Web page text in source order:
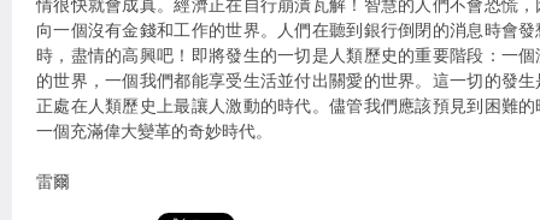
情很快就會成真。經濟正在自行崩潰瓦解！智慧的人們不會恐慌
向一個沒有金錢和工作的世界。人們在聽到銀行倒閉的消息時會
時，盡情的高興吧！即將發生的一切是人類歷史的重要階段：一
的世界，一個我們都能享受生活並付出關愛的世界。這一切的發
正處在人類歷史上最讓人激動的時代。儘管我們應該預見到困難
一個充滿偉大變革的奇妙時代。
雷爾